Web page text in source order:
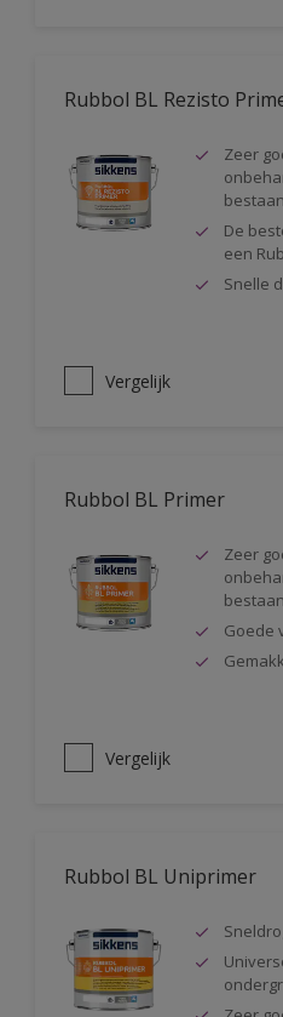
Rubbol BL Rezisto
Zeer
De
een
Snelle
Vergelijk
Rubbol BL Primer
Zeer
Goede
Vergelijk
Rubbol BL Uniprimer